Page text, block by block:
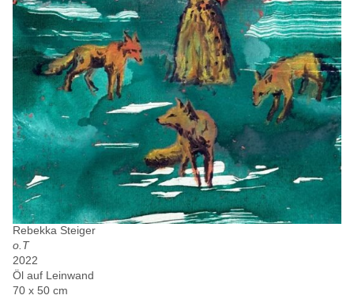
Rebekka Steiger
o.T
2022
Öl auf Leinwand
70 x 50 cm